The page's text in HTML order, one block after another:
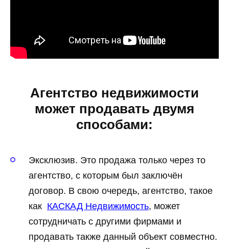
Агентство недвижимости
может продавать двумя
способами:
Эксклюзив. Это продажа только через то
агентство, с которым был заключён
договор. В свою очередь, агентство, такое
как КАСКАД Недвижимость, может
сотрудничать с другими фирмами и
продавать также данный объект совместно.